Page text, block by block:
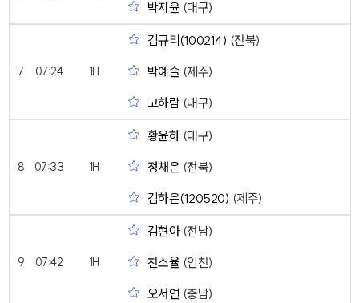
박지윤(대구)
7 07:24 1H
김규리(100214) (전북)
박예슬 (제주)
고하람(대구)
8 07:33 1H
황윤하(대구)
정채은 (전북)
김하은(120520) (제주)
9 07:42 1H
김현아(전남)
천소율 (인천)
오서연 (충남)